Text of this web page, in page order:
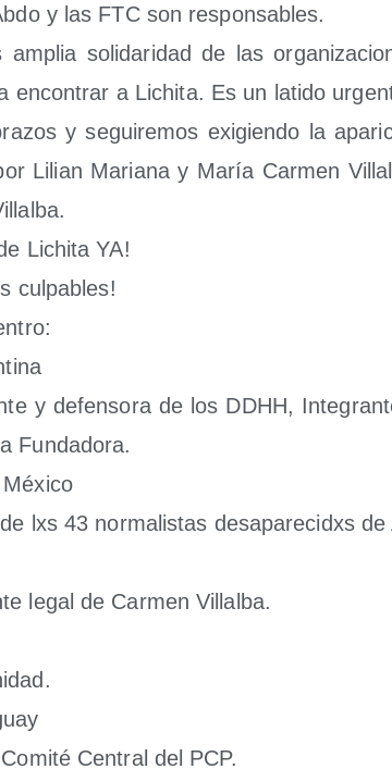
y las FTC son res­pon­sa­bles.
soli­da­ri­dad de las
encon­trar a Lichi­ta. Es un lati­do
y segui­re­mos exi­gien­do la
Lilian Maria­na y María Car­men
Lichi­ta YA!
cul­pa­bles!
y defen­so­ra de los DDHH,
Fun­da­do­ra.
lxs 43 nor­ma­lis­tas des­apa­re­cidxs de
legal de Car­men Villal­ba.
Cen­tral del PCP.